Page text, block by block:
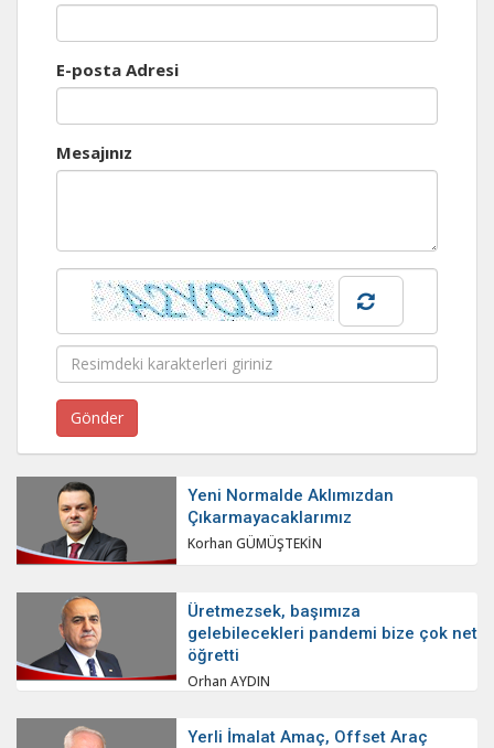
E-posta Adresi
Mesajınız
Yeni Normalde Aklımızdan
Çıkarmayacaklarımız
Korhan GÜMÜŞTEKİN
Üretmezsek, başımıza
gelebilecekleri pandemi bize çok net
öğretti
Orhan AYDIN
Yerli İmalat Amaç, Offset Araç